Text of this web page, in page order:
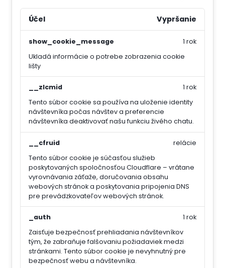
Účel Vypršanie
show_cookie_message
Ukladá informácie o potrebe zobrazenia cookie
lišty
1 rok
__zlcmid
Tento súbor cookie sa používa na uloženie identity
návštevníka počas návštev a preferencie
návštevníka deaktivovať našu funkciu živého chatu.
1 rok
__cfruid
Tento súbor cookie je súčasťou služieb
poskytovaných spoločnosťou Cloudflare – vrátane
vyrovnávania záťaže, doručovania obsahu
webových stránok a poskytovania pripojenia DNS
pre prevádzkovateľov webových stránok.
relácie
_auth
Zaisťuje bezpečnosť prehliadania návštevníkov
tým, že zabraňuje falšovaniu požiadaviek medzi
stránkami. Tento súbor cookie je nevyhnutný pre
bezpečnosť webu a návštevníka.
1 rok